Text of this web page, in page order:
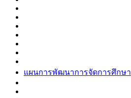
แผนการพัฒนาการจัดการศึกษา